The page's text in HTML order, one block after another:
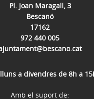
Pl. Joan Maragall, 3
Bescanó
17162
972 440 005
a divendres de 8h a
Amb el suport de: